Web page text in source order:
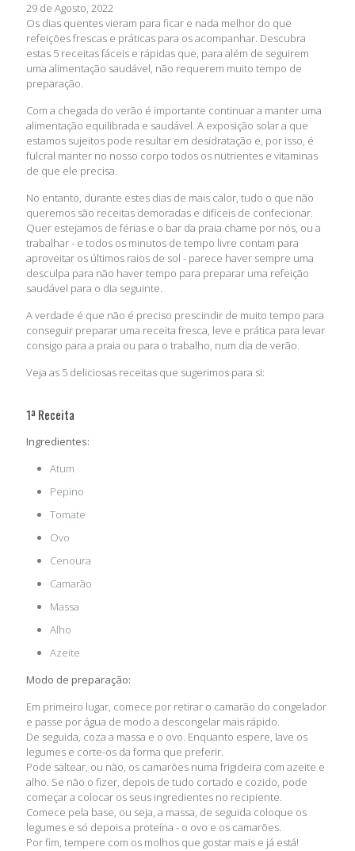
29 de Agosto, 2022
Os dias quentes vieram para ficar e nada melhor do que
refeições frescas e práticas para os acompanhar. Descubra
estas 5 receitas fáceis e rápidas que, para além de seguirem
uma alimentação saudável, não requerem muito tempo de
preparação.
Com a chegada do verão é importante continuar a manter uma
alimentação equilibrada e saudável. A exposição solar a que
estamos sujeitos pode resultar em desidratação e, por isso, é
fulcral manter no nosso corpo todos os nutrientes e vitaminas
de que ele precisa.
No entanto, durante estes dias de mais calor, tudo o que não
queremos são receitas demoradas e difíceis de confecionar.
Quer estejamos de férias e o bar da praia chame por nós, ou a
trabalhar - e todos os minutos de tempo livre contam para
aproveitar os últimos raios de sol - parece haver sempre uma
desculpa para não haver tempo para preparar uma refeição
saudável para o dia seguinte.
A verdade é que não é preciso prescindir de muito tempo para
conseguir preparar uma receita fresca, leve e prática para levar
consigo para a praia ou para o trabalho, num dia de verão.
Veja as 5 deliciosas receitas que sugerimos para si:
1ª Receita
Ingredientes:
Atum
Pepino
Tomate
Ovo
Cenoura
Camarão
Massa
Alho
Azeite
Modo de preparação:
Em primeiro lugar, comece por retirar o camarão do congelador
e passe por água de modo a descongelar mais rápido.
De seguida, coza a massa e o ovo. Enquanto espere, lave os
legumes e corte-os da forma que preferir.
Pode saltear, ou não, os camarões numa frigideira com azeite e
alho. Se não o fizer, depois de tudo cortado e cozido, pode
começar a colocar os seus ingredientes no recipiente.
Comece pela base, ou seja, a massa, de seguida coloque os
legumes e só depois a proteína - o ovo e os camarões.
Por fim, tempere com os molhos que gostar mais e já está!